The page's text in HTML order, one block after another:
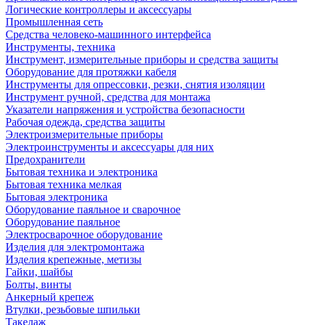
Логические контроллеры и аксессуары
Промышленная сеть
Средства человеко-машинного интерфейса
Инструменты, техника
Инструмент, измерительные приборы и средства защиты
Оборудование для протяжки кабеля
Инструменты для опрессовки, резки, снятия изоляции
Инструмент ручной, средства для монтажа
Указатели напряжения и устройства безопасности
Рабочая одежда, средства защиты
Электроизмерительные приборы
Электроинструменты и аксессуары для них
Предохранители
Бытовая техника и электроника
Бытовая техника мелкая
Бытовая электроника
Оборудование паяльное и сварочное
Оборудование паяльное
Электросварочное оборудование
Изделия для электромонтажа
Изделия крепежные, метизы
Гайки, шайбы
Болты, винты
Анкерный крепеж
Втулки, резьбовые шпильки
Такелаж